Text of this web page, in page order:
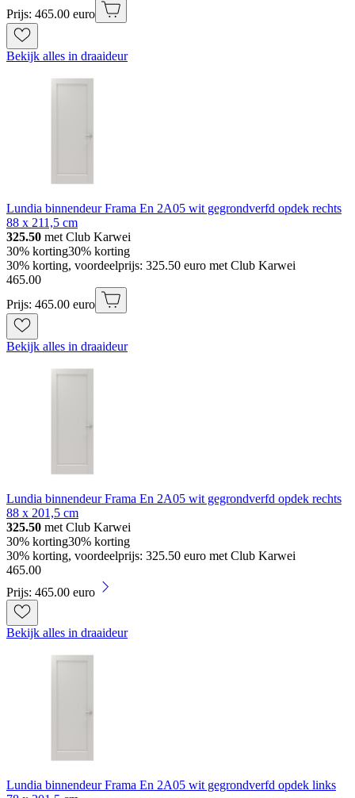
Prijs: 465.00 euro
Bekijk alles in draaideur
Lundia binnendeur Frama En 2A05 wit gegrondverfd opdek rechts
88 x 211,5 cm
325.50 met Club Karwei
30% korting30% korting
30% korting, voordeelprijs: 325.50 euro met Club Karwei
465.00
Prijs: 465.00 euro
Bekijk alles in draaideur
Lundia binnendeur Frama En 2A05 wit gegrondverfd opdek rechts
88 x 201,5 cm
325.50 met Club Karwei
30% korting30% korting
30% korting, voordeelprijs: 325.50 euro met Club Karwei
465.00
Prijs: 465.00 euro
Bekijk alles in draaideur
Lundia binnendeur Frama En 2A05 wit gegrondverfd opdek links